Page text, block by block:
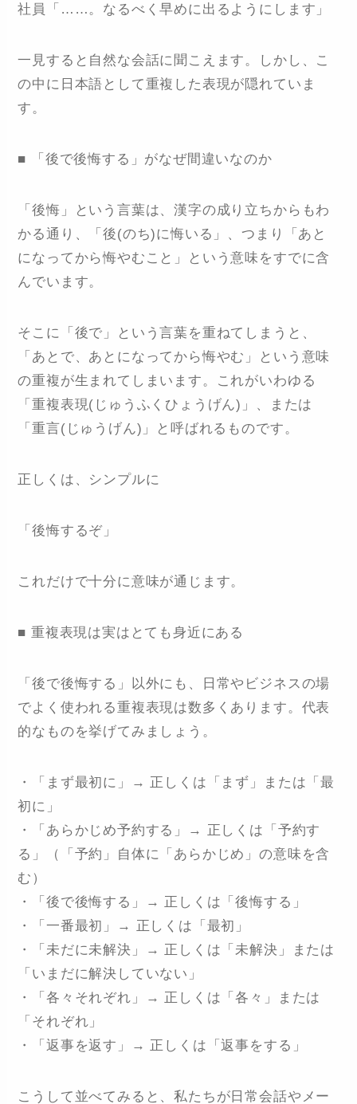
社員「……。なるべく早めに出るようにします」
一見すると自然な会話に聞こえます。しかし、こ
の中に日本語として重複した表現が隠れていま
す。
■ 「後で後悔する」がなぜ間違いなのか
「後悔」という言葉は、漢字の成り立ちからもわ
かる通り、「後(のち)に悔いる」、つまり「あと
になってから悔やむこと」という意味をすでに含
んでいます。
そこに「後で」という言葉を重ねてしまうと、
「あとで、あとになってから悔やむ」という意味
の重複が生まれてしまいます。これがいわゆる
「重複表現(じゅうふくひょうげん)」、または
「重言(じゅうげん)」と呼ばれるものです。
正しくは、シンプルに
「後悔するぞ」
これだけで十分に意味が通じます。
■ 重複表現は実はとても身近にある
「後で後悔する」以外にも、日常やビジネスの場
でよく使われる重複表現は数多くあります。代表
的なものを挙げてみましょう。
・「まず最初に」→ 正しくは「まず」または「最
初に」
・「あらかじめ予約する」→ 正しくは「予約す
る」（「予約」自体に「あらかじめ」の意味を含
む）
・「後で後悔する」→ 正しくは「後悔する」
・「一番最初」→ 正しくは「最初」
・「未だに未解決」→ 正しくは「未解決」または
「いまだに解決していない」
・「各々それぞれ」→ 正しくは「各々」または
「それぞれ」
・「返事を返す」→ 正しくは「返事をする」
こうして並べてみると、私たちが日常会話やメー